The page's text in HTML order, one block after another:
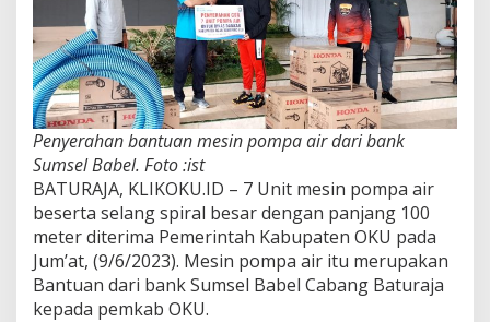
Penyerahan bantuan mesin pompa air dari bank
Sumsel Babel. Foto :ist
BATURAJA, KLIKOKU.ID – 7 Unit mesin pompa air
beserta selang spiral besar dengan panjang 100
meter diterima Pemerintah Kabupaten OKU pada
Jum’at, (9/6/2023). Mesin pompa air itu merupakan
Bantuan dari bank Sumsel Babel Cabang Baturaja
kepada pemkab OKU.